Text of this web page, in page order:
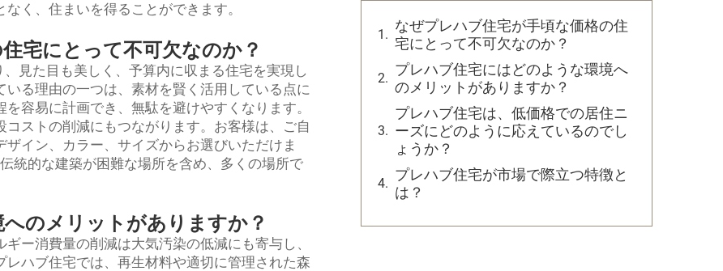
く、住まいを得ることができます。
宅にとって不可欠なのか？
見た目も美しく、予算内に収まる住宅を実現し
る理由の一つは、素材を賢く活用している点に
容易に計画でき、無駄を避けやすくなります。
ストの削減にもつながります。お客様は、ご自
イン、カラー、サイズからお選びいただけま
伝統的な建築が困難な場所を含め、多くの場所で
のメリットがありますか？
ー消費量の削減は大気汚染の低減にも寄与し、
ハブ住宅では、再生材料や適切に管理された森
なぜプレハブ住宅が手頃な価格の住
宅にとって不可欠なのか？
プレハブ住宅にはどのような環境へ
のメリットがありますか？
プレハブ住宅は、低価格での居住ニ
ーズにどのように応えているのでし
ょうか？
プレハブ住宅が市場で際立つ特徴と
は？